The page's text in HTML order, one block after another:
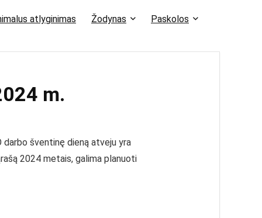
atlyginimas Žodynas Paskolos
m.
darbo šventinę dieną atveju yra
2024 metais, galima planuoti